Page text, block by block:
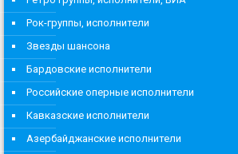
Рок-группы, исполнители
Звезды шансона
Бардовские исполнители
Российские оперные исполнители
Кавказские исполнители
Азербайджанские исполнители